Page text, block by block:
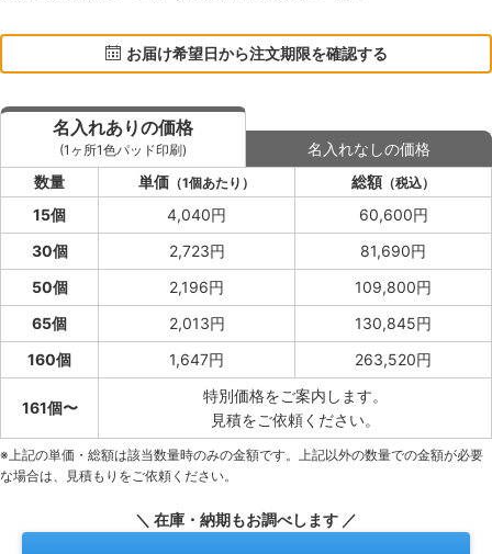
お届け希望日から注文期限を確認する
名入れありの価格
(1ヶ所1色パッド印刷)
名入れなしの価格
数量
単価 （1個あたり） 総額 （税込）
15個 4,040円
60,600円
30個
2,723円
81,690円
50個
2,196円
109,800円
65個
2,013円
130,845円
160個
1,647円 263,520円
161個〜
特別価格をご案内します。
見積をご依頼ください。
※上記の単価・総額は該当数量時のみの金額です。上記以外の数量での金額が必要
な場合は、見積もりをご依頼ください。
＼ 在庫・納期もお調べします ／